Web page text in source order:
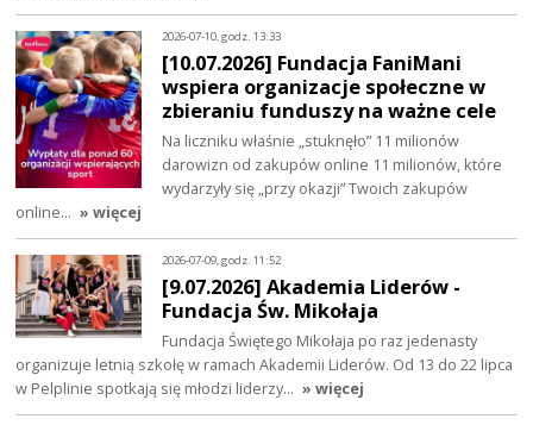
2026-07-10, godz. 13:33
[10.07.2026] Fundacja FaniMani
wspiera organizacje społeczne w
zbieraniu funduszy na ważne cele
Na liczniku właśnie „stuknęło” 11 milionów
darowizn od zakupów online 11 milionów, które
wydarzyły się „przy okazji” Twoich zakupów
online… » więcej
2026-07-09, godz. 11:52
[9.07.2026] Akademia Liderów -
Fundacja Św. Mikołaja
Fundacja Świętego Mikołaja po raz jedenasty
organizuje letnią szkołę w ramach Akademii Liderów. Od 13 do 22 lipca
w Pelplinie spotkają się młodzi liderzy… » więcej